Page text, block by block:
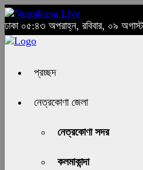
ঢাকা ০৫:৪৩ অপরাহ্ন, রবিবার, ০৯
প্রচ্ছদ
নেত্রকোণা জেলা
নেত্রকোণা সদর
কলমাকান্দা